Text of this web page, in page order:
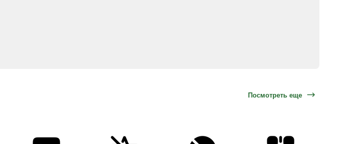
Посмотреть еще